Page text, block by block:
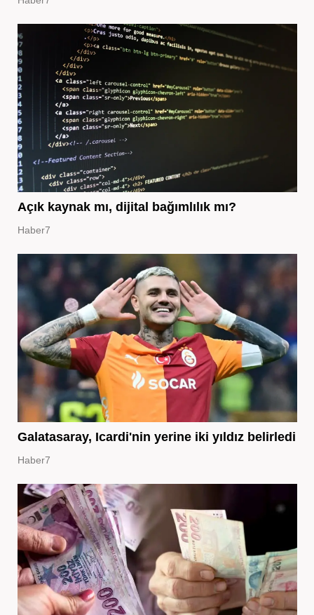
Açık kaynak mı, dijital bağımlılık mı?
Haber7
Galatasaray, Icardi'nin yerine iki yıldız belirledi
Haber7